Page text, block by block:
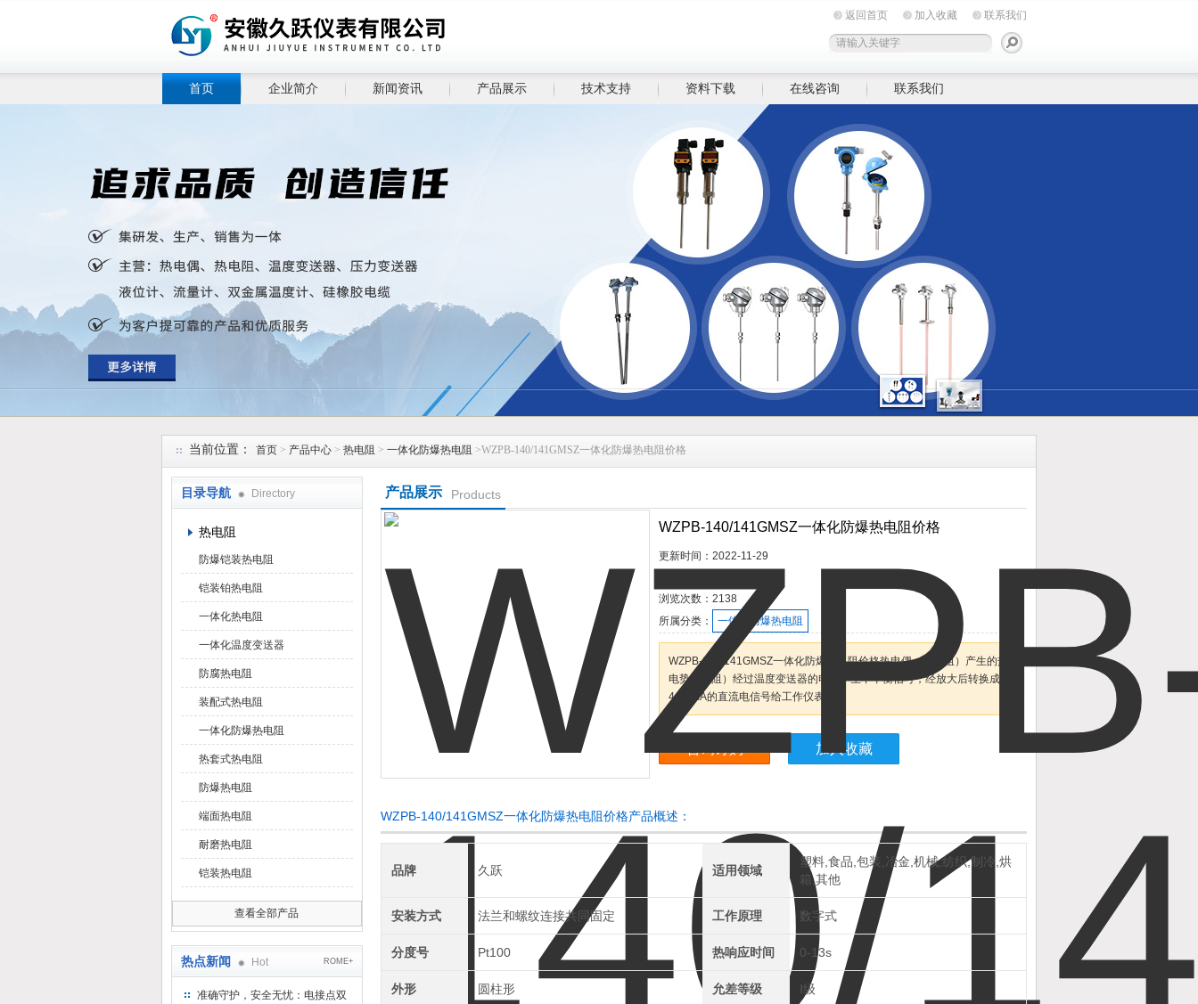
安徽久跃仪表有限公司
返回首页 加入收藏 联系我们
首页 企业简介 新闻资讯 产品展示 技术支持 资料下载 在线咨询 联系我们
当前位置： 首页 > 产品中心 > 热电阻 > 一体化防爆热电阻 >WZPB-140/141GMSZ一体化防爆热电阻价格
目录导航 Directory
热电阻
防爆铠装热电阻
铠装铂热电阻
一体化热电阻
一体化温度变送器
防腐热电阻
装配式热电阻
一体化防爆热电阻
热套式热电阻
防爆热电阻
端面热电阻
耐磨热电阻
铠装热电阻
查看全部产品
热点新闻 Hot ROME+
准确守护，安全无忧：电接点双
产品展示 Products
WZPB-140/141GMSZ一体化防爆热电阻价格
更新时间： 2022-11-29
浏览次数： 2138
所属分类：
一体化防爆热电阻
WZPB-140/141GMSZ一体化防爆热电阻价格热电偶（热电阻）产生的热
电势（电阻）经过温度变送器的电桥产生不平衡信号，经放大后转换成为
4-20mA的直流电信号给工作仪表
加入收藏
WZPB-140/141GMSZ一体化防爆热电阻价格产品概述：
品牌 久跃 适用领域
塑料,食品,包装,冶金,机械,纺织,制冷,烘
箱,其他
安装方式 法兰和螺纹连接共同固定 工作原理 数字式
分度号 Pt100 热响应时间 0-13s
外形 圆柱形 允差等级 Ⅰ级